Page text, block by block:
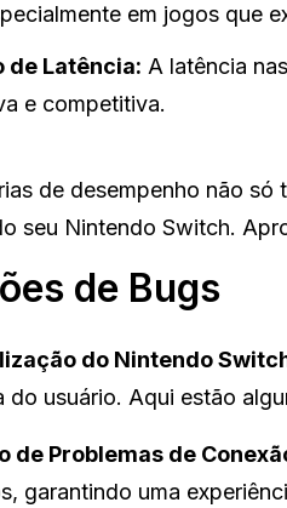
em jogos que
de Latência: A latência
e competitiva.
de desempenho não
seu Nintendo Switch.
de Bugs
do Nintendo
do usuário. Aqui estão
de Problemas de
garantindo uma